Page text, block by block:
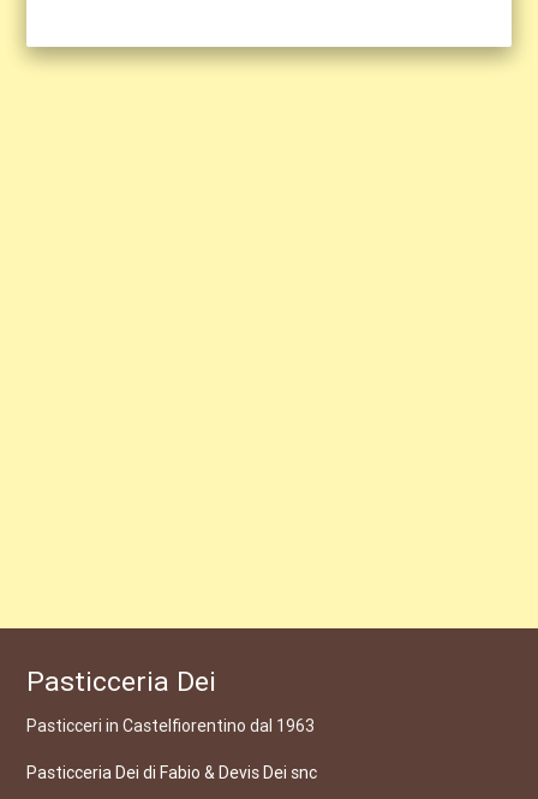
Pasticceria Dei
Pasticceri in Castelfiorentino dal 1963
Pasticceria Dei di Fabio & Devis Dei snc